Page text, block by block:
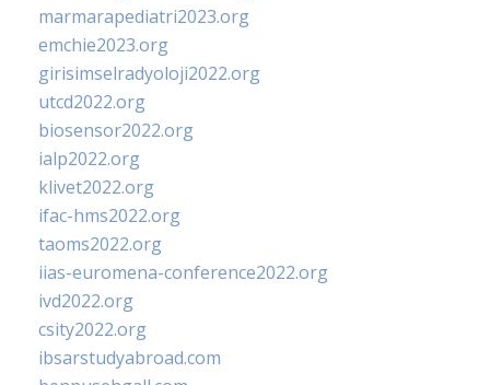
marmarapediatri2023.org
emchie2023.org
girisimselradyoloji2022.org
utcd2022.org
biosensor2022.org
ialp2022.org
klivet2022.org
ifac-hms2022.org
taoms2022.org
iias-euromena-conference2022.org
ivd2022.org
csity2022.org
ibsarstudyabroad.com